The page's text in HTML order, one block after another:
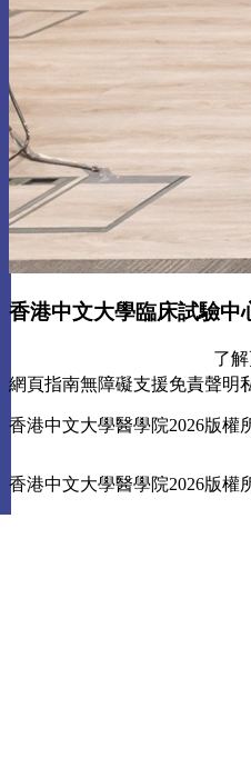
香港中文大學臨床試驗中
了
網頁指南無障礙支援免責聲明
香港中文大學醫學院2026版權
香港中文大學醫學院2026版權